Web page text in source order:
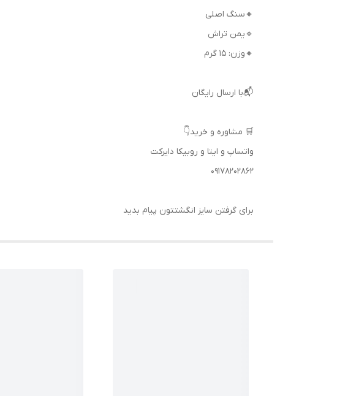
🔸سنگ اصلی
🔹یمن تراش
🔸وزن: 15 گرم
📬با ارسال رایگان
🛒 مشاوره و خرید👇
واتساپ و ایتا و روبیکا دایرکت
09178202862
برای گرفتن سایز انگشتتون پیام بدید